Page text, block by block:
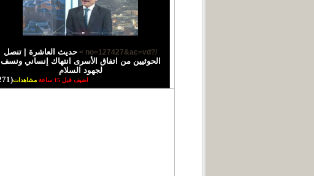
/?no=127427&ac=vd >
حديث العاشرة | تنصل
الحوثيين من اتفاق الأسرى انتهاك إنساني ونسف
لجهود السلام
اضيف قبل 15 ساعة مشاهدات(271)